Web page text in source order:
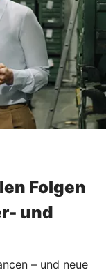
Folgen
und
– und neue